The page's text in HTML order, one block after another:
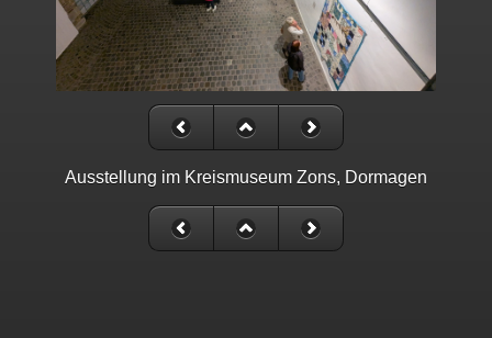
Ausstellung im Kreismuseum Zons, Dormagen